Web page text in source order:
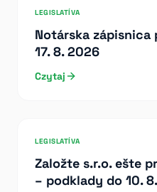
LEGISLATÍVA
Notárska zápisnica
17. 8. 2026
Czytaj
LEGISLATÍVA
Založte s.r.o. ešte
– podklady do 10.